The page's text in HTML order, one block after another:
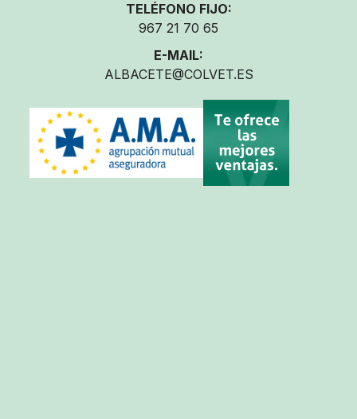
TELÉFONO FIJO:
967 21 70 65
E-MAIL:
ALBACETE@COLVET.ES